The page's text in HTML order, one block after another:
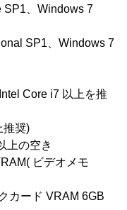
Windows 7
、Windows 7
Core i7 以上を推
奨)
上の空き
ビデオメモ
ド VRAM 6GB